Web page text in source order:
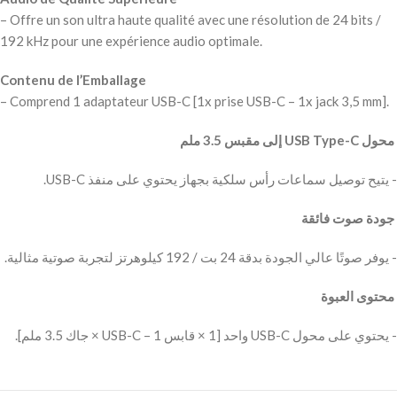
– Offre un son ultra haute qualité avec une résolution de 24 bits /
192 kHz pour une expérience audio optimale.
Contenu de l’Emballage
– Comprend 1 adaptateur USB-C [1x prise USB-C – 1x jack 3,5 mm].
‫ محول USB Type-C إلى مقبس 3.5 ملم
‫- يتيح توصيل سماعات رأس سلكية بجهاز يحتوي على منفذ USB-C.
‫ جودة صوت فائقة
‫- يوفر صوتًا عالي الجودة بدقة 24 بت / 192 كيلوهرتز لتجربة صوتية مثالية.
‫ محتوى العبوة
‫- يحتوي على محول USB-C واحد [1 × قابس USB-C – 1 × جاك 3.5 ملم].